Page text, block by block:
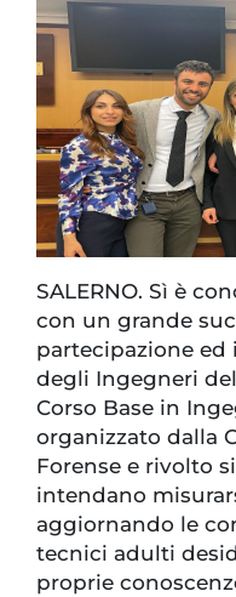
SALERNO. Sì è
con un grande
partecipazione ed
degli Ingegneri
Corso Base in
organizzato dalla
Forense e rivolto
intendano
aggiornando le
tecnici adulti
proprie